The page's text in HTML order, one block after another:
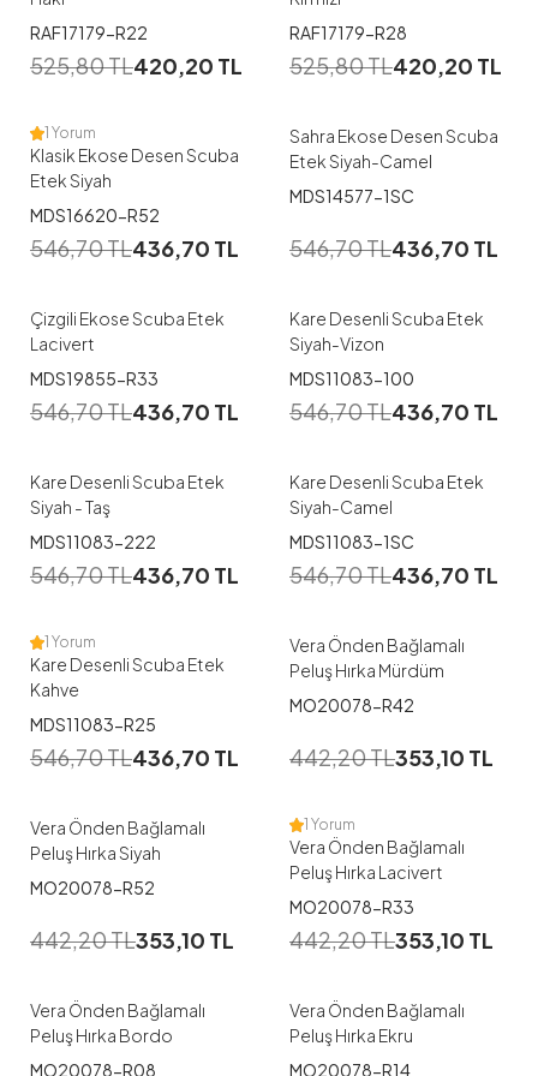
RAF17179-R22
525,80TL420,20 TL
RAF17179-R28
525,80TL420,20 TL
38 40 42 44 46
48
1 Yorum
Klasik Ekose Desen Scuba
Etek Siyah
MDS16620-R52
546,70TL436,70 TL
38 40 42 44 46
48
Sahra Ekose Desen Scuba
Etek Siyah-Camel
MDS14577-1SC
546,70TL436,70 TL
38 40 42 44 46
Çizgili Ekose Scuba Etek
Lacivert
MDS19855-R33
546,70TL436,70 TL
38 40 42 44 46
Kare Desenli Scuba Etek
Siyah-Vizon
MDS11083-100
546,70TL436,70 TL
38 40 42 44 46
48
Kare Desenli Scuba Etek
Siyah - Taş
MDS11083-222
546,70TL436,70 TL
48
Kare Desenli Scuba Etek
Siyah-Camel
MDS11083-1SC
546,70TL436,70 TL
38 40 42 44 46
1 Yorum
Kare Desenli Scuba Etek
Kahve
MDS11083-R25
546,70TL436,70 TL
Vera Önden Bağlamalı
Peluş Hırka Mürdüm
MO20078-R42
442,20TL353,10 TL
Vera Önden Bağlamalı
Peluş Hırka Siyah
MO20078-R52
442,20TL353,10 TL
1 Yorum
Vera Önden Bağlamalı
Peluş Hırka Lacivert
MO20078-R33
442,20TL353,10 TL
Vera Önden Bağlamalı
Peluş Hırka Bordo
MO20078-R08
Vera Önden Bağlamalı
Peluş Hırka Ekru
MO20078-R14